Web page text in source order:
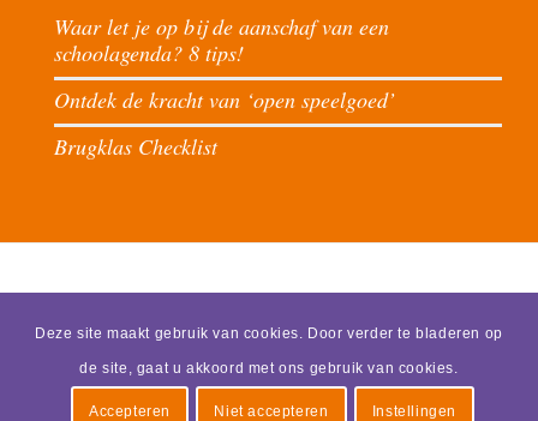
Waar let je op bij de aanschaf van een
schoolagenda? 8 tips!
Ontdek de kracht van ‘open speelgoed’
Brugklas Checklist
Deze site maakt gebruik van cookies. Door verder te bladeren op
de site, gaat u akkoord met ons gebruik van cookies.
Accepteren Niet accepteren Instellingen